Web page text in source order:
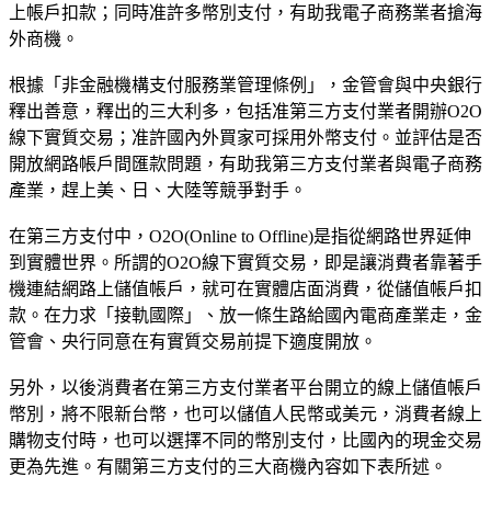
上帳戶扣款；同時准許多幣別支付，有助我電子商務業者搶海
外商機。
根據「非金融機構支付服務業管理條例」，金管會與中央銀行
釋出善意，釋出的三大利多，包括准第三方支付業者開辦O2O
線下實質交易；准許國內外買家可採用外幣支付。並評估是否
開放網路帳戶間匯款問題，有助我第三方支付業者與電子商務
產業，趕上美、日、大陸等競爭對手。
在第三方支付中，O2O(Online to Offline)是指從網路世界延伸
到實體世界。所謂的O2O線下實質交易，即是讓消費者靠著手
機連結網路上儲值帳戶，就可在實體店面消費，從儲值帳戶扣
款。在力求「接軌國際」、放一條生路給國內電商產業走，金
管會、央行同意在有實質交易前提下適度開放。
另外，以後消費者在第三方支付業者平台開立的線上儲值帳戶
幣別，將不限新台幣，也可以儲值人民幣或美元，消費者線上
購物支付時，也可以選擇不同的幣別支付，比國內的現金交易
更為先進。有關第三方支付的三大商機內容如下表所述。